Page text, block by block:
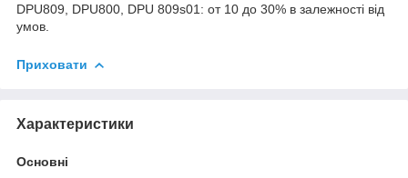
DPU809, DPU800, DPU 809s01: от 10 до 30% в залежності від
умов.
Приховати
Характеристики
Основні